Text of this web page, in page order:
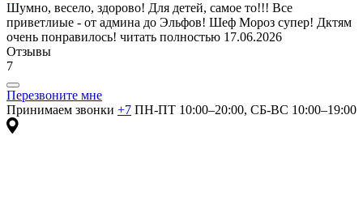
Шумно, весело, здорово! Для детей, самое то!!! Все
приветлиые - от админа до Эльфов! Шеф Мороз супер! Дктям
очень понравилось! читать полностью 17.06.2026
Отзывы
7
Перезвоните мне
Принимаем звонки +7 ПН-ПТ 10:00–20:00, СБ-ВС 10:00–19:00